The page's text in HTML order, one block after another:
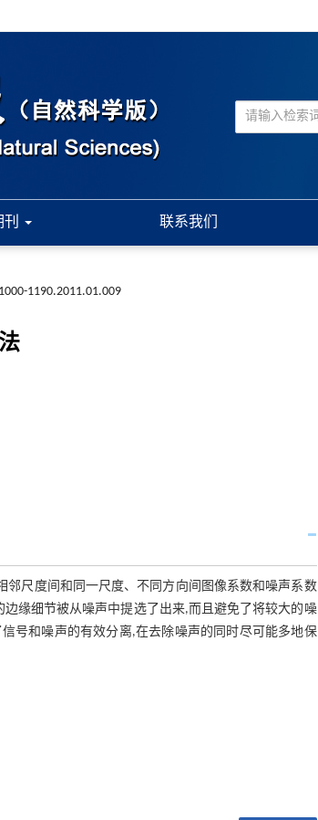
联系我们
1190.2011.01.009
邻尺度间和同一尺度、不同方向间图像系数和噪声系数
边缘细节被从噪声中提选了出来,而且避免了将较大的噪
号和噪声的有效分离,在去除噪声的同时尽可能多地保